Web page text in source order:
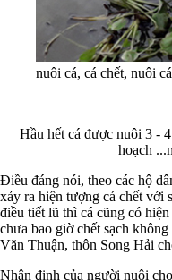
nuôi cá, cá chết, nuôi
Hầu hết cá được nuôi 3 -
hoạch
Điều đáng nói, theo các hộ
xảy ra hiện tượng cá chết với
điều tiết lũ thì cá cũng có
chưa bao giờ chết sạch
Văn Thuận, thôn Song Hải
Nhận định của người nuôi